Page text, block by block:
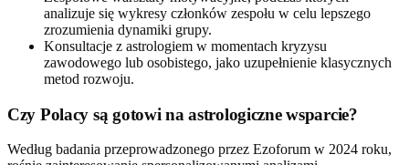
analizuje się wykresy członków zespołu w celu lepszego
zrozumienia dynamiki grupy.
Konsultacje z astrologiem w momentach kryzysu
zawodowego lub osobistego, jako uzupełnienie klasycznych
metod rozwoju.
Czy Polacy są gotowi na astrologiczne wsparcie?
Według badania przeprowadzonego przez Ezoforum w 2024 roku,